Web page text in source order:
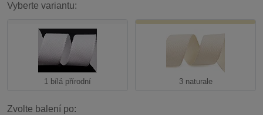
Vyberte variantu:
1 bílá přírodní 3 naturale
Zvolte balení po: